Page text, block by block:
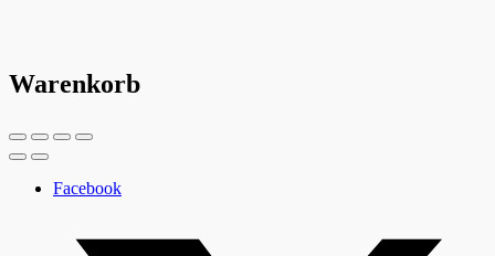
Warenkorb
Facebook